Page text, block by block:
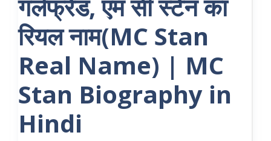
गर्लफ्रेंड, एम सी स्टेन का
रियल नाम(MC Stan
Real Name) | MC
Stan Biography in
Hindi